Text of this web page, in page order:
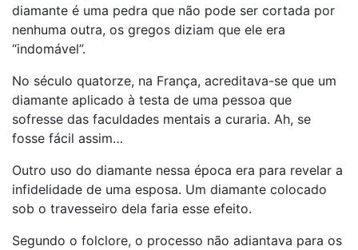
diamante é uma pedra que não pode ser cortada por
nenhuma outra, os gregos diziam que ele era
“indomável”.
No século quatorze, na França, acreditava-se que um
diamante aplicado à testa de uma pessoa que
sofresse das faculdades mentais a curaria. Ah, se
fosse fácil assim…
Outro uso do diamante nessa época era para revelar a
infidelidade de uma esposa. Um diamante colocado
sob o travesseiro dela faria esse efeito.
Segundo o folclore, o processo não adiantava para os